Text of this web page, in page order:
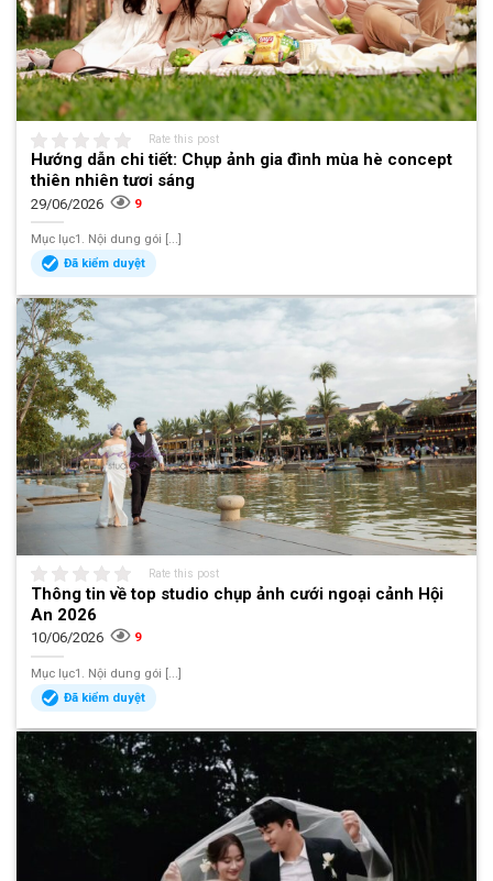
Rate this post
Hướng dẫn chi tiết: Chụp ảnh gia đình mùa hè concept
thiên nhiên tươi sáng
29/06/2026 9
Mục lục1. Nội dung gói [...]
Đã kiểm duyệt
Rate this post
Thông tin về top studio chụp ảnh cưới ngoại cảnh Hội
An 2026
10/06/2026 9
Mục lục1. Nội dung gói [...]
Đã kiểm duyệt